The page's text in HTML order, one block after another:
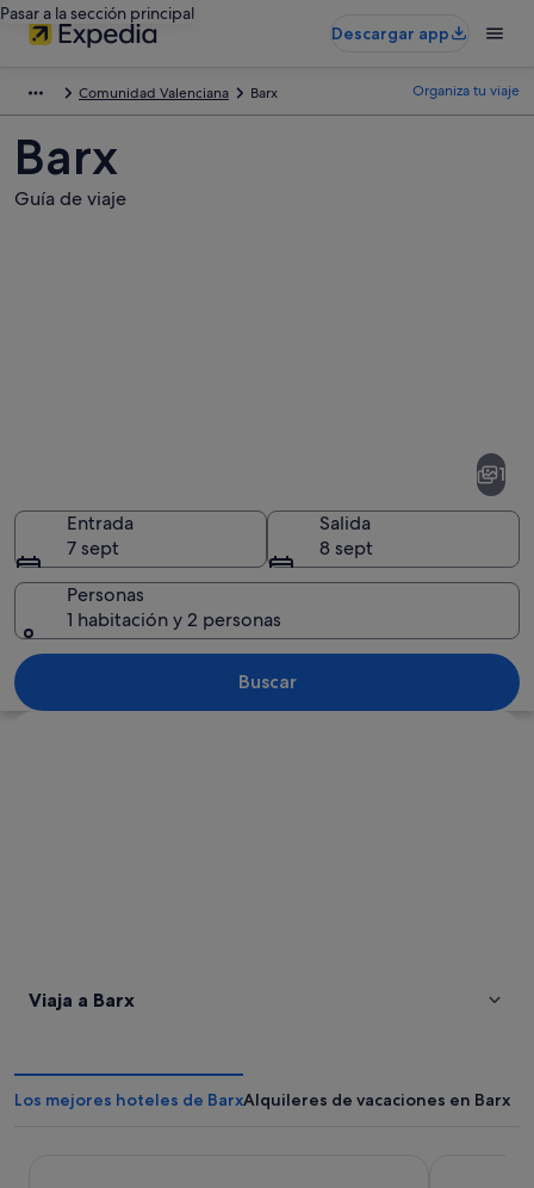
Pasar a la sección principal
Descargar app
Comunidad Valenciana Barx Organiza tu viaje
Barx
Guía de viaje
Una montaña con riscos rocosos y
1
Entrada
7 sept
Salida
8 sept
Personas
1 habitación y 2 personas
Buscar
Viaja a Barx
Los mejores hoteles de BarxAlquileres de vacaciones en Barx